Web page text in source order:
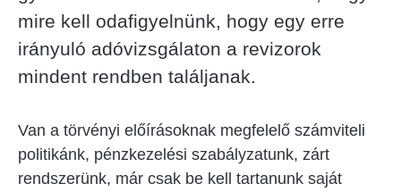
mire kell odafigyelnünk, hogy egy erre
irányuló adóvizsgálaton a revizorok
mindent rendben találjanak.
Van a törvényi előírásoknak megfelelő számviteli
politikánk, pénzkezelési szabályzatunk, zárt
rendszerünk, már csak be kell tartanunk saját